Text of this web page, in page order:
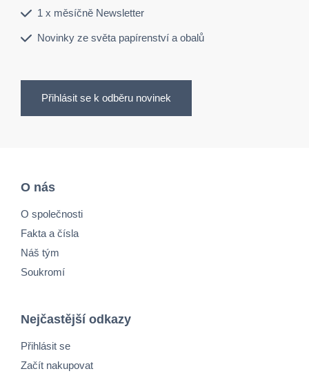
1 x měsíčně Newsletter
Novinky ze světa papírenství a obalů
Přihlásit se k odběru novinek
O nás
O společnosti
Fakta a čísla
Náš tým
Soukromí
Nejčastější odkazy
Přihlásit se
Začít nakupovat